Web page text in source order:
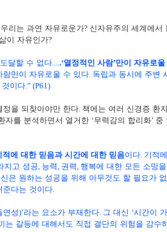
리는 과연 자유로운가? 신자유주의 세계에서
이 자유인가?
달할 수 없다.....‘열정적인 사람’만이 자유로
만이 자유로울 수 있다. 독립과 동시에 주변
이다.” (P61)
정을 되찾아야만 한다. 책에는 여러 신경증 환
자를 분석하면서 열거한 ‘무력감의 합리화’ 중 ‘
적에 대한 믿음과 시간에 대한 믿음이다. 기적
지고 성공, 능력, 권력, 행복에 대한 모든 소망
은 원하는 성공을 위해 아무것도 할 필요가
준다는 것이다.
연성)’라는 요소가 부재한다. 그 대신 ‘시간이
는 갈등에 대해서도 직접 결단의 위험을 감수